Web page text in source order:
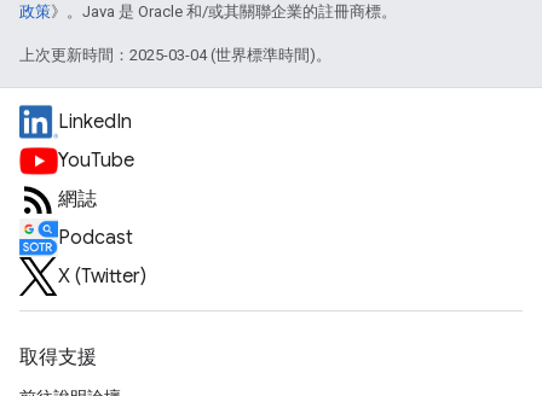
政策》。Java 是 Oracle 和/或其關聯企業的註冊商標。
上次更新時間：2025-03-04 (世界標準時間)。
LinkedIn
YouTube
網誌
Podcast
X (Twitter)
取得支援